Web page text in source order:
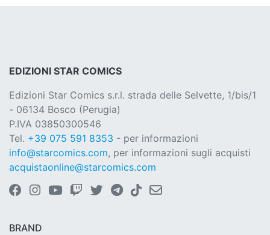
EDIZIONI STAR COMICS
Edizioni Star Comics s.r.l. strada delle Selvette, 1/bis/1
- 06134 Bosco (Perugia)
P.IVA 03850300546
Tel. +39 075 591 8353 - per informazioni
info@starcomics.com, per informazioni sugli acquisti
acquistaonline@starcomics.com
BRAND